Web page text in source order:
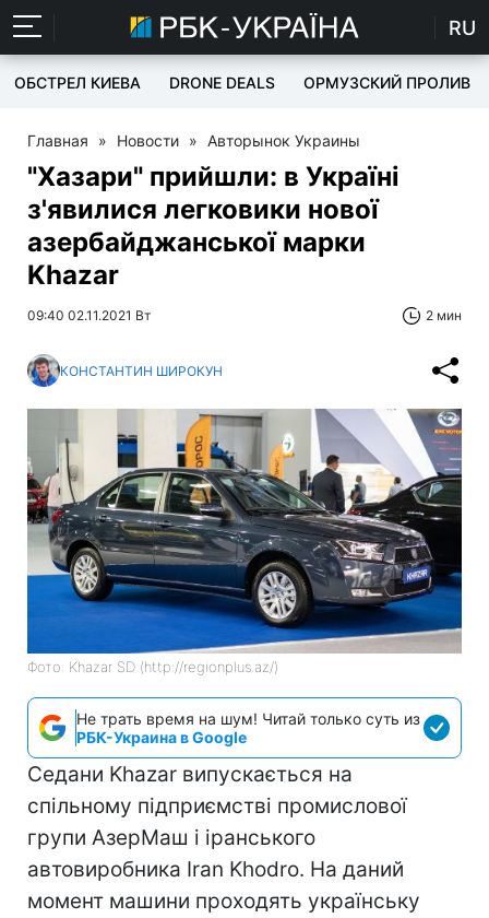
RU
ОБСТРЕЛ КИЕВА DRONE DEALS ОРМУЗСКИЙ ПРОЛИВ
Главная » Новости » Авторынок Украины
"Хазари" прийшли: в Україні
з'явилися легковики нової
азербайджанської марки
Khazar
09:40 02.11.2021 Вт 2 мин
КОНСТАНТИН ШИРОКУН
Фото: Khazar SD (http://regionplus.az/)
Не трать время на шум! Читай только суть из
РБК-Украина в Google
Седани Khazar випускається на
спільному підприємстві промислової
групи АзерМаш і іранського
автовиробника Iran Khodro. На даний
момент машини проходять українську